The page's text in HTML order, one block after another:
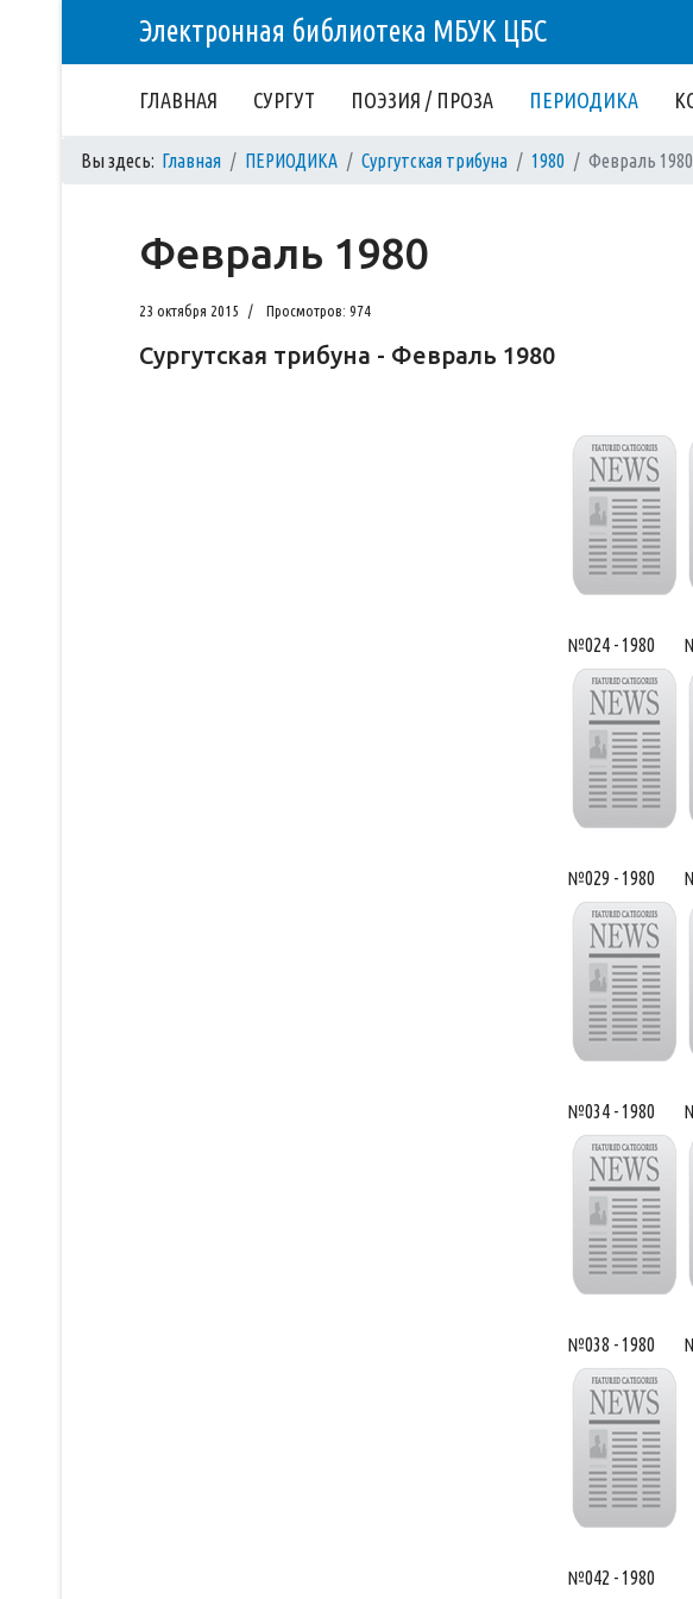
Электронная библиотека МБУК ЦБС
ГЛАВНАЯ СУРГУТ ПОЭЗИЯ / ПРОЗА ПЕРИОДИКА
Вы здесь: Главная ПЕРИОДИКА Сургутская трибуна 1980 Февраль 1980
Февраль 1980
23 октября 2015 Просмотров: 974
Сургутская трибуна - Февраль 1980
№024 - 1980
№029 - 1980
№034 - 1980
№038 - 1980
№042 - 1980